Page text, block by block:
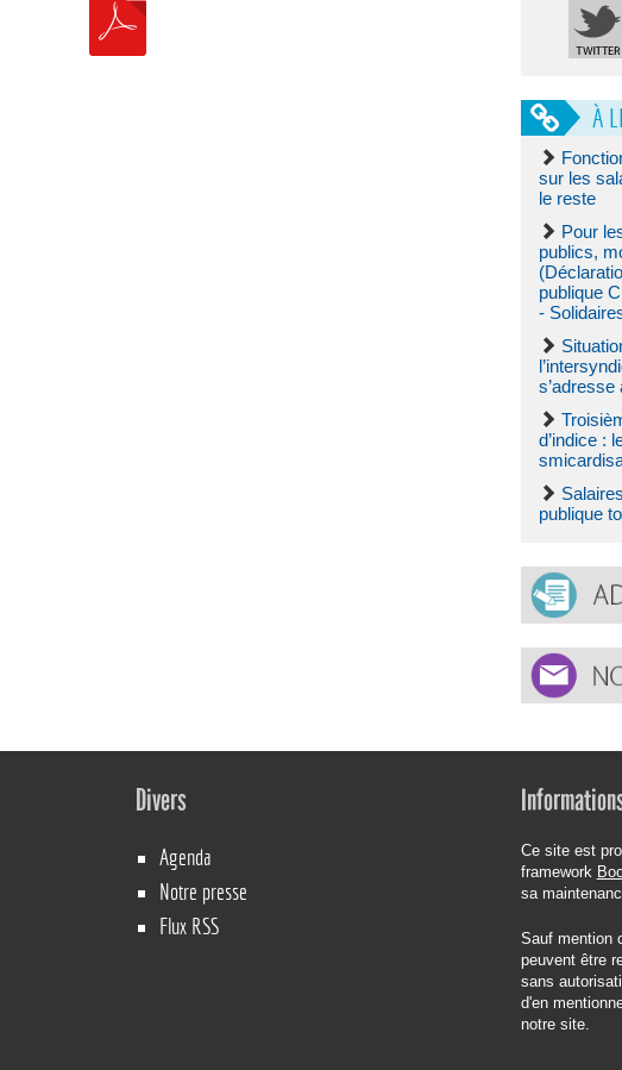
À
sur les
le reste
Pour
publics,
publique
-
d’indice :
publique
Divers
Agenda
Notre presse
Flux RSS
Ce site est
framework
sa
Sauf mention
peuvent être
sans
d'en
notre site.